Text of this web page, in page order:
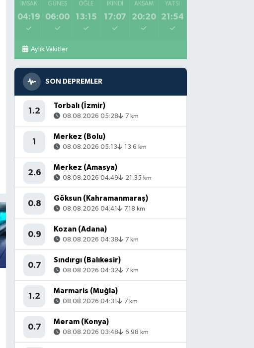
İMSAK
04:19
GÜNEŞ
06:00
ÖĞLE
13:15
İKINDI
17:07
AKŞAM
20:20
YATSI
21:54
Aylık Vakitler
SON DEPREMLER
1.2
Torbalı (İzmir)
08.08.2026 05:28 7 km
1
Merkez (Bolu)
08.08.2026 05:13 13.6 km
2.6
Merkez (Amasya)
08.08.2026 04:49 21.35 km
0.8
Göksun (Kahramanmaraş)
08.08.2026 04:41 7.18 km
0.9
Kozan (Adana)
08.08.2026 04:38 7 km
0.7
Sındırgı (Balıkesir)
08.08.2026 04:32 7 km
1.2
Marmaris (Muğla)
08.08.2026 04:31 7 km
0.7
Meram (Konya)
08.08.2026 03:48 6.98 km